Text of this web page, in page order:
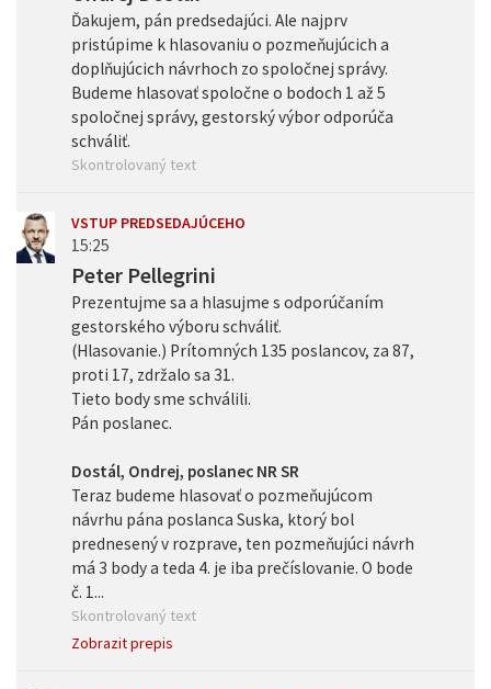
Ďakujem, pán predsedajúci. Ale najprv
pristúpime k hlasovaniu o pozmeňujúcich a
doplňujúcich návrhoch zo spoločnej správy.
Budeme hlasovať spoločne o bodoch 1 až 5
spoločnej správy, gestorský výbor odporúča
schváliť.
Skontrolovaný text
VSTUP PREDSEDAJÚCEHO
15:25
Peter Pellegrini
Prezentujme sa a hlasujme s odporúčaním
gestorského výboru schváliť.
(Hlasovanie.) Prítomných 135 poslancov, za 87,
proti 17, zdržalo sa 31.
Tieto body sme schválili.
Pán poslanec.
Dostál, Ondrej, poslanec NR SR
Teraz budeme hlasovať o pozmeňujúcom
návrhu pána poslanca Suska, ktorý bol
prednesený v rozprave, ten pozmeňujúci návrh
má 3 body a teda 4. je iba prečíslovanie. O bode
č. 1...
Skontrolovaný text
Zobrazit prepis